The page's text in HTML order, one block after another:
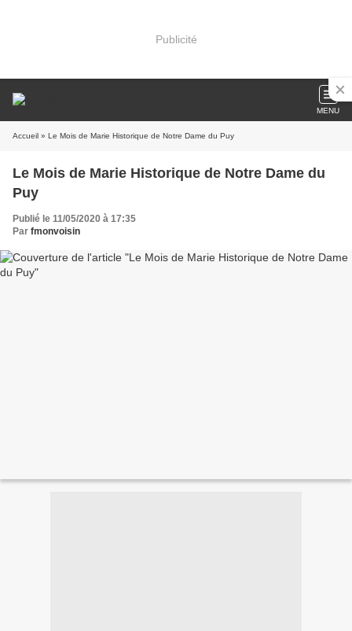
Publicité
MENU
Accueil » Le Mois de Marie Historique de Notre Dame du Puy
Le Mois de Marie Historique de Notre Dame du
Puy
Publié le 11/05/2020 à 17:35
Par fmonvoisin